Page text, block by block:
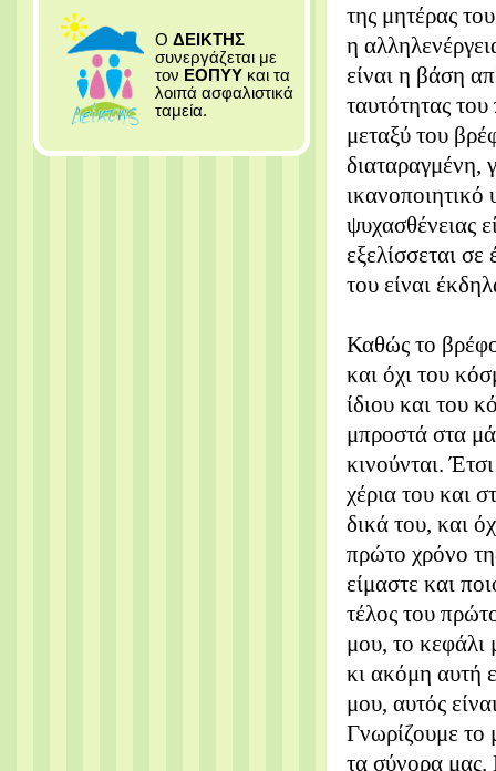
Ο ΔΕΙΚΤΗΣ
συνεργάζεται με
τον ΕΟΠΥΥ και τα
λοιπά ασφαλιστικά
ταμεία.
της μητέρας
η
είναι η βάση
ταυτότητας
μεταξύ του
διαταραγμένη,
ψυχασθένειας
εξελίσσεται
του είναι
Καθώς το
και όχι του
ίδιου και του
μπροστά στα
κινούνται.
χέρια του και
δικά του, και
πρώτο χρόνο
είμαστε και
τέλος του
μου, το κεφάλι
κι ακόμη αυτή
μου, αυτός
Γνωρίζουμε το
τα σύνορα